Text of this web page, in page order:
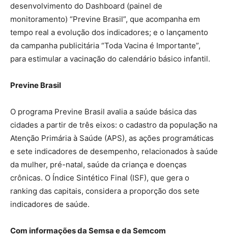
desenvolvimento do Dashboard (painel de
monitoramento) “Previne Brasil”, que acompanha em
tempo real a evolução dos indicadores; e o lançamento
da campanha publicitária “Toda Vacina é Importante”,
para estimular a vacinação do calendário básico infantil.
Previne Brasil
O programa Previne Brasil avalia a saúde básica das
cidades a partir de três eixos: o cadastro da população na
Atenção Primária à Saúde (APS), as ações programáticas
e sete indicadores de desempenho, relacionados à saúde
da mulher, pré-natal, saúde da criança e doenças
crônicas. O Índice Sintético Final (ISF), que gera o
ranking das capitais, considera a proporção dos sete
indicadores de saúde.
Com informações da Semsa e da Semcom